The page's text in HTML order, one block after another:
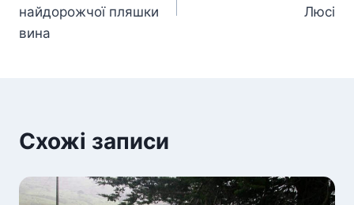
найдорожчої пляшки
вина
Люсі
Схожі записи